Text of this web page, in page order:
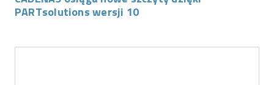
PARTsolutions wersji 10